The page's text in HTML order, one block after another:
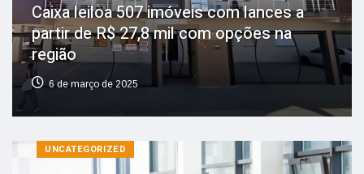
Caixa leiloa 507 imóveis com lances a
partir de R$ 27,8 mil com opções na
região
6 de março de 2025
UNCATEGORIZED